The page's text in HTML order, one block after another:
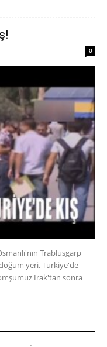
0
Trablusgarp
yeri. Türkiye'de
Irak'tan sonra